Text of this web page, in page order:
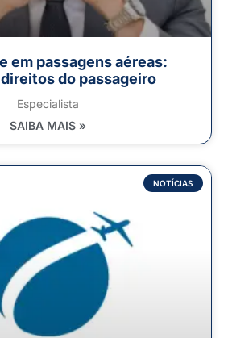
em passagens aéreas:
do passageiro
Especialista
SAIBA MAIS »
NOTÍCIAS